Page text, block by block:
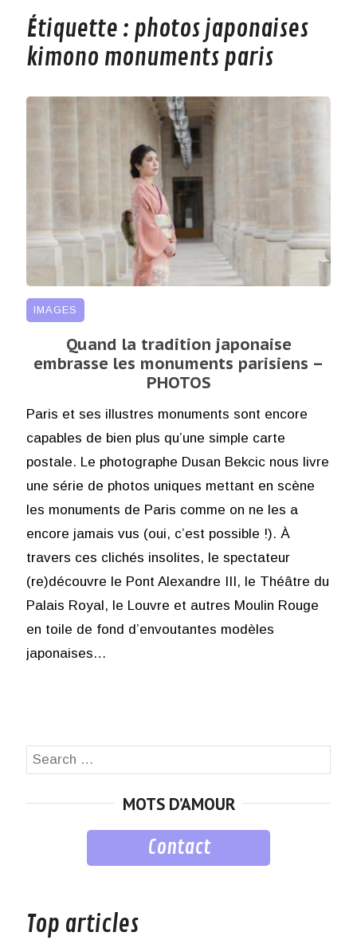
Étiquette : photos japonaises
kimono monuments paris
IMAGES
Quand la tradition japonaise
embrasse les monuments parisiens –
PHOTOS
Paris et ses illustres monuments sont encore
capables de bien plus qu’une simple carte
postale. Le photographe Dusan Bekcic nous livre
une série de photos uniques mettant en scène
les monuments de Paris comme on ne les a
encore jamais vus (oui, c’est possible !). À
travers ces clichés insolites, le spectateur
(re)découvre le Pont Alexandre III, le Théâtre du
Palais Royal, le Louvre et autres Moulin Rouge
en toile de fond d’envoutantes modèles
japonaises…
Search
MOTS D’AMOUR
Contact
Top articles